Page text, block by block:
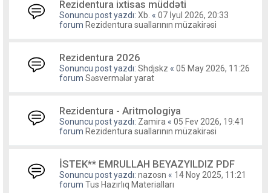
Rezidentura ixtisas müddəti
Sonuncu post yazdı: Xb. « 07 İyul 2026, 20:33
forum Rezidentura suallarının müzakirəsi
Rezidentura 2026
Sonuncu post yazdı: Shdjskz « 05 May 2026, 11:26
forum Səsvermələr yarat
Rezidentura - Aritmologiya
Sonuncu post yazdı: Zamira « 05 Fev 2026, 19:41
forum Rezidentura suallarının müzakirəsi
İSTEK** EMRULLAH BEYAZYILDIZ PDF
Sonuncu post yazdı: nazosn « 14 Noy 2025, 11:21
forum Tus Hazırlıq Materialları